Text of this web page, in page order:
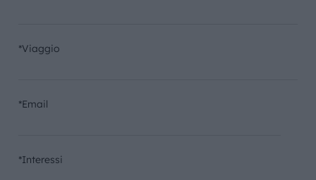
*Viaggio
*Email
*Interessi